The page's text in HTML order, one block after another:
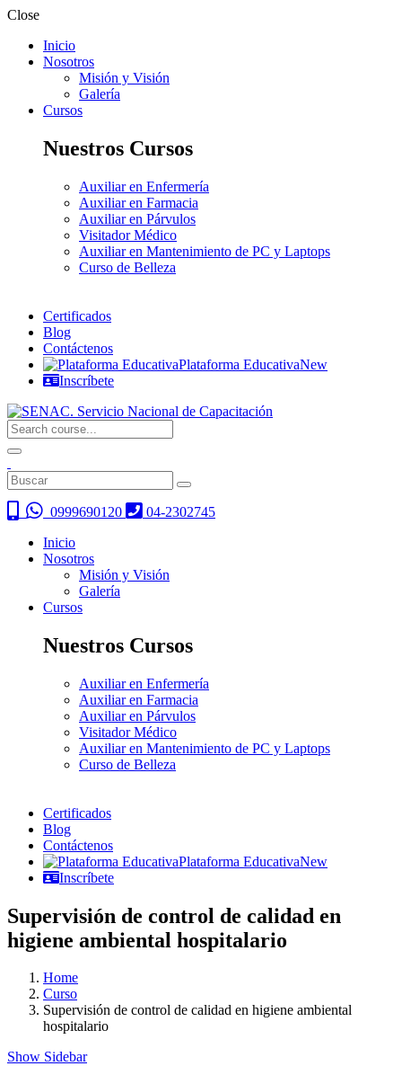
Close
Inicio
Nosotros
Misión y Visión
Galería
Cursos
Nuestros Cursos
Auxiliar en Enfermería
Auxiliar en Farmacia
Auxiliar en Párvulos
Visitador Médico
Auxiliar en Mantenimiento de PC y Laptops
Curso de Belleza
Certificados
Blog
Contáctenos
Plataforma EducativaNew
Inscríbete
0999690120
04-2302745
Inicio
Nosotros
Misión y Visión
Galería
Cursos
Nuestros Cursos
Auxiliar en Enfermería
Auxiliar en Farmacia
Auxiliar en Párvulos
Visitador Médico
Auxiliar en Mantenimiento de PC y Laptops
Curso de Belleza
Certificados
Blog
Contáctenos
Plataforma EducativaNew
Inscríbete
Supervisión de control de calidad en
higiene ambiental hospitalario
Home
Curso
Supervisión de control de calidad en higiene ambiental
hospitalario
Show Sidebar